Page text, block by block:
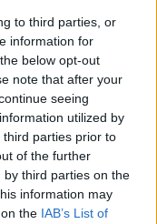
to third parties, or
information for
below opt-out
note that after your
seeing
utilized by
parties prior to
of the further
third parties on the
information may
the IAB’s List of
auginimas
žemdirbystė
disciplina,
iki 2050
70 proc.,
tai mums
– anksčiau